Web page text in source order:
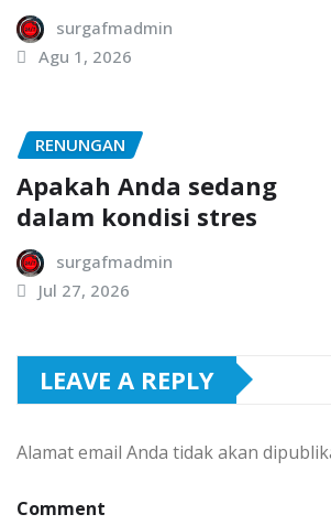
surgafmadmin
Agu 1, 2026
RENUNGAN
Apakah Anda sedang
dalam kondisi stres
surgafmadmin
Jul 27, 2026
LEAVE A REPLY
Alamat email Anda tidak akan
Comment